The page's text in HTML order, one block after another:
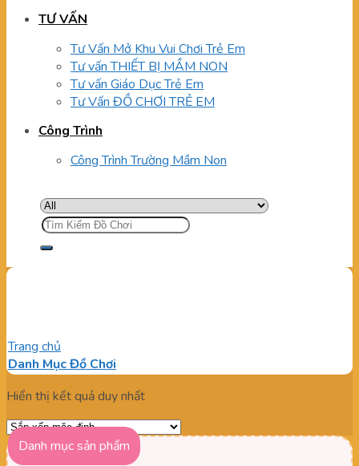
TƯ VẤN
Tư Vấn Mở Khu Vui Chơi Trẻ Em
Tư vấn THIẾT BỊ MẦM NON
Tư vấn Giáo Dục Trẻ Em
Tư Vấn ĐỒ CHƠI TRẺ EM
Công Trình
Công Trình Trường Mầm Non
Tìm
kiếm:
Trang chủ
Danh Mục Đồ Chơi
Hiển thị kết quả duy nhất
Danh mục sản phẩm